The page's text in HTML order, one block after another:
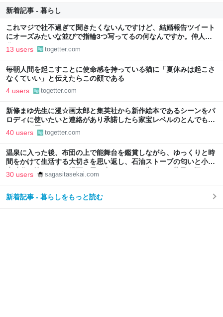
新着記事 - 暮らし
これマジで社不過ぎて聞きたくないんですけど、結婚報告ツイート
にオーズみたいな並びで指輪3つ写ってるの何なんですか。仲人の
分？
13 users togetter.com
毎朝人間を起こすことに使命感を持っている猫に「夏休みは起こさ
なくていい」と伝えたらこの顔である
4 users togetter.com
新條まゆ先生に漫☆画太郎と集英社から新作絵本であるシーンをパ
ロディに使いたいと連絡があり承諾したら家宝レベルのとんでもな
いものが届いた
40 users togetter.com
温泉に入った後、布団の上で能舞台を鑑賞しながら、ゆっくりと時
間をかけて生活する大切さを思い返し、石油ストーブの匂いと小学
生時代の懐かしい一場面を思い出したこと - 失われた世界を探して
30 users sagasitasekai.com
新着記事 - 暮らしをもっと読む